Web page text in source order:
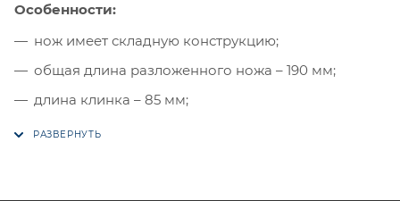
Особенности:
нож имеет складную конструкцию;
общая длина разложенного ножа – 190 мм;
длина клинка – 85 мм;